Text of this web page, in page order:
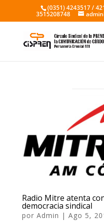
(0351) 4243517 /
3515208748
Radio Mitre atenta
democracia sindical
por Admin | Ago 5,